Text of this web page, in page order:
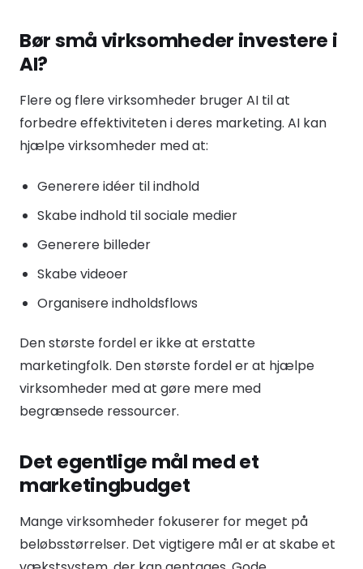
Bør små virksomheder investere i
AI?
Flere og flere virksomheder bruger AI til at
forbedre effektiviteten i deres marketing. AI kan
hjælpe virksomheder med at:
Generere idéer til indhold
Skabe indhold til sociale medier
Generere billeder
Skabe videoer
Organisere indholdsflows
Den største fordel er ikke at erstatte
marketingfolk. Den største fordel er at hjælpe
virksomheder med at gøre mere med
begrænsede ressourcer.
Det egentlige mål med et
marketingbudget
Mange virksomheder fokuserer for meget på
beløbsstørrelser. Det vigtigere mål er at skabe et